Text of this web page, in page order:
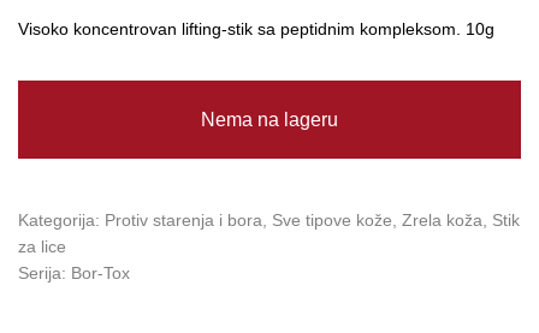
Visoko koncentrovan lifting-stik sa peptidnim kompleksom. 10g
Nema na lageru
Kategorija: Protiv starenja i bora Sve tipove kože Zrela koža
Stik
za lice
Serija: Bor-Tox